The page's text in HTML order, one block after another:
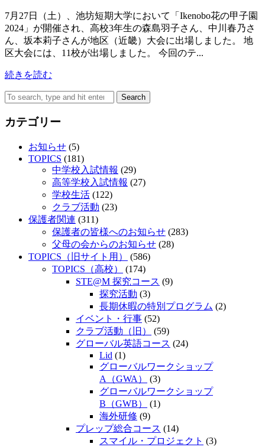
7月27日（土）、池坊短期大学において「Ikenobo花の甲子園
2024」が開催され、高校3年生の森島羽子さん、中川春乃さ
ん、坂本莉子さんが地区（近畿）大会に出場しました。 地
区大会には、11校が出場しました。 今回のテ...
続きを読む
Search
カテゴリー
お知らせ (5)
TOPICS (181)
中学校入試情報 (29)
高等学校入試情報 (27)
学校生活 (122)
クラブ活動 (23)
保護者関連 (311)
保護者の皆様へのお知らせ (283)
父母の会からのお知らせ (28)
TOPICS（旧サイト用）
(586)
TOPICS（高校）
(174)
STE@M 探究コース (9)
探究活動 (3)
長期休暇の特別プログラム (2)
イベント・行事 (52)
クラブ活動（旧）
(59)
グローバル英語コース (24)
Lid (1)
グローバルワークショップ
A（GWA）
(3)
グローバルワークショップ
B（GWB）
(1)
海外研修 (9)
プレップ総合コース (14)
スマイル・プロジェクト (3)